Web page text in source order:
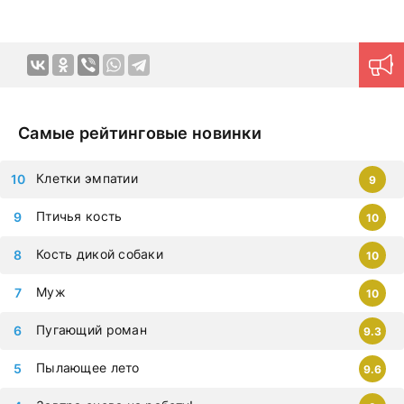
планшет.
Самые рейтинговые новинки
Пылающее лето 9.6
Пугающий роман 9.3
Муж 10
Кость дикой собаки 10
Птичья кость 10
Клетки эмпатии 9